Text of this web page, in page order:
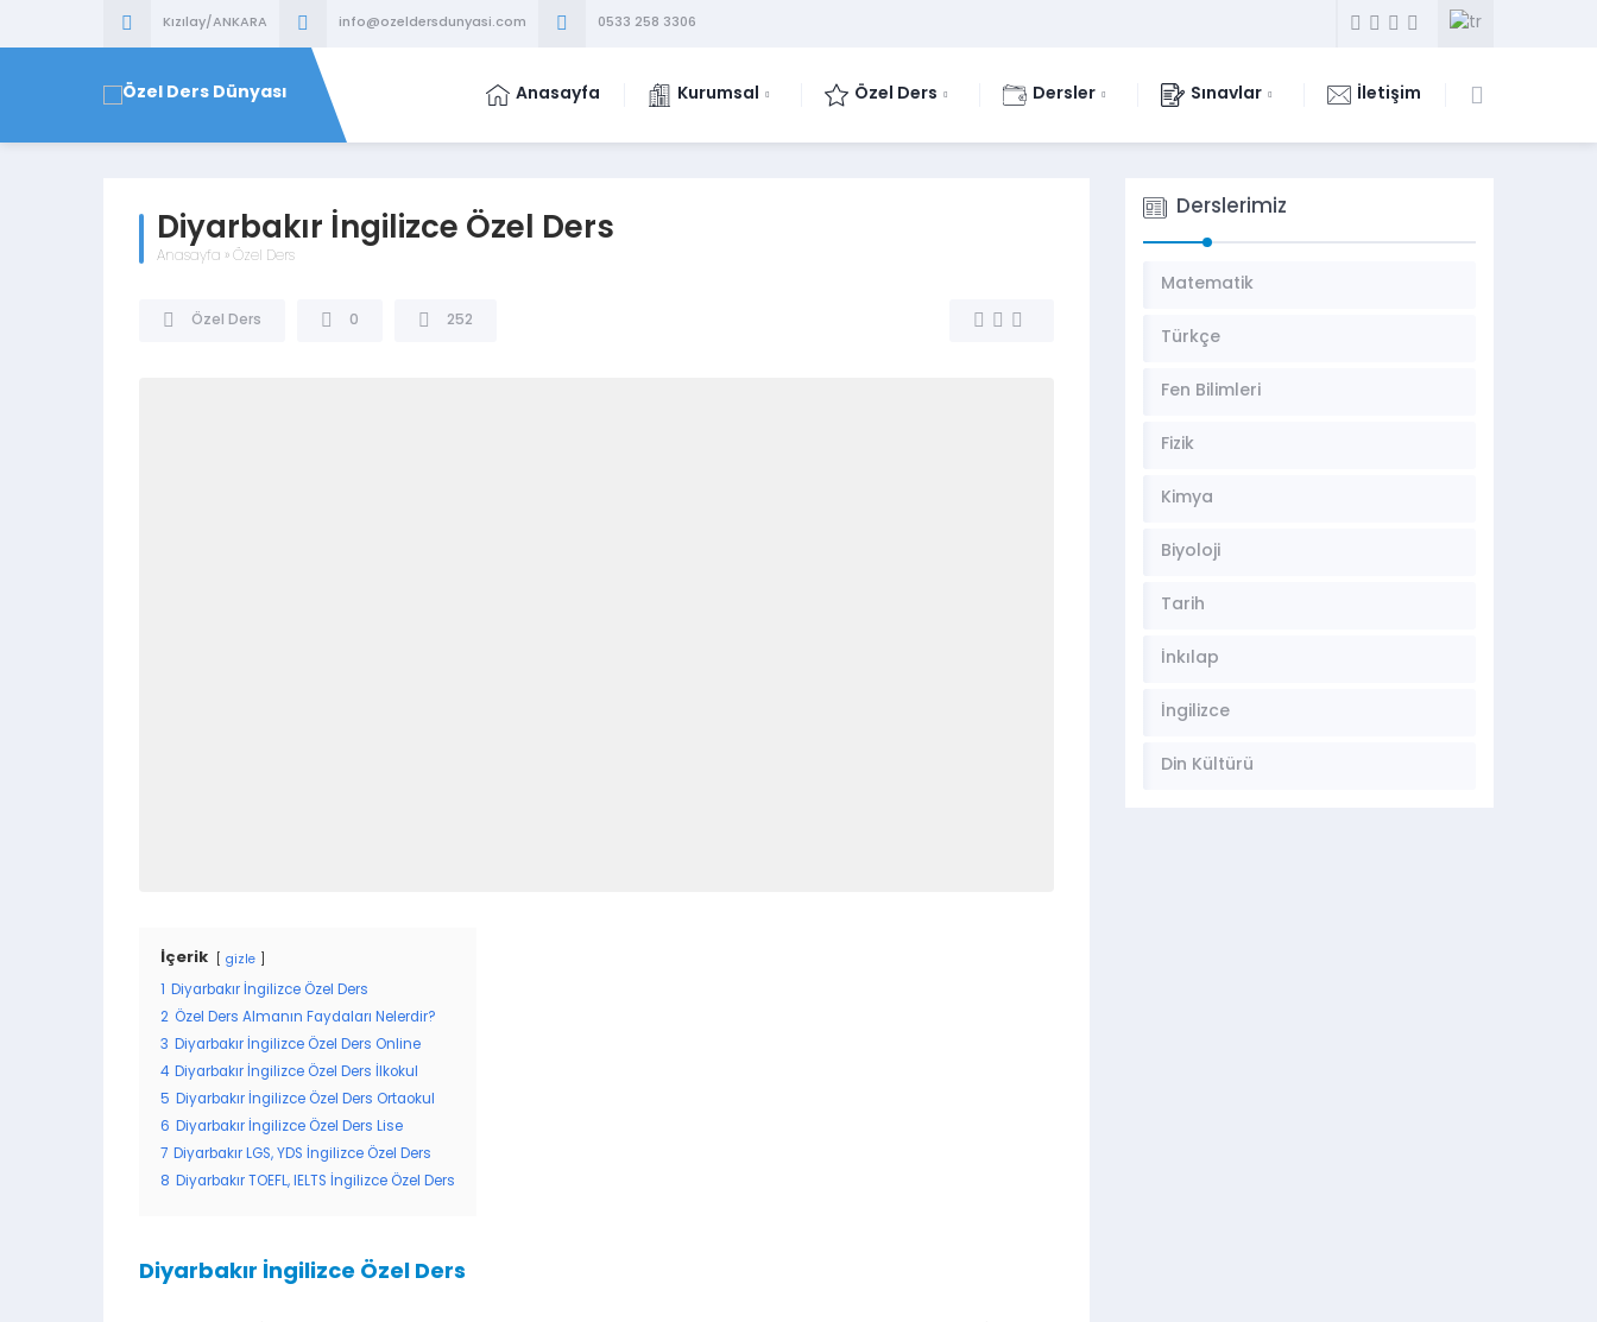
Kızılay/ANKARA info@ozeldersdunyasi.com 0533 258 3306
Anasayfa Kurumsal Özel Ders Dersler Sınavlar İletişim
Diyarbakır İngilizce Özel Ders
Anasayfa » Özel Ders
Özel Ders 0 252
İçerik gizle
Diyarbakır İngilizce Özel Ders
2 Özel Ders Almanın Faydaları Nelerdir?
3
Diyarbakır İngilizce Özel Ders Online
4 Diyarbakır İngilizce Özel Ders İlkokul
5
Diyarbakır İngilizce Özel Ders Ortaokul
6
Diyarbakır İngilizce Özel Ders Lise
7 Diyarbakır LGS, YDS İngilizce Özel Ders
8
Diyarbakır TOEFL, IELTS İngilizce Özel Ders
Diyarbakır İngilizce Özel Ders
Derslerimiz
Matematik
Türkçe
Fen Bilimleri
Fizik
Kimya
Biyoloji
Tarih
İnkılap
İngilizce
Din Kültürü